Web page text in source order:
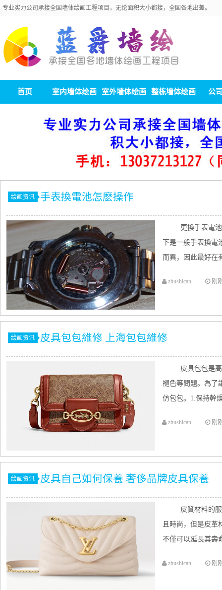
专业实力公司承接全国墙体绘画工程项目，无论面积大小都接，全国各地出差。
首页 室内墙体绘画 室外墙体绘画 整栋墙体绘画 公
绘画资讯 ​手表換電池怎麽操作
更換手表電
下是一般手表換
而異，因此最好在
zhushican 刚
绘画资讯 ​皮具包包維修 上海包包維修
皮具包包是
褪色等問題。為了
仿包包。1.保持幹
zhushican 刚
绘画资讯 ​皮具自己如何保養 奢侈品牌皮具保養
皮質材料的
且時尚，但是皮革
不僅可以延長其壽
zhushican 刚